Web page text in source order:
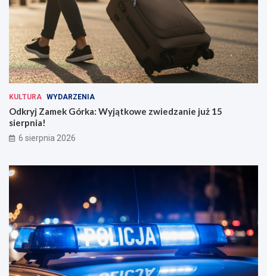
KULTURA WYDARZENIA
Odkryj Zamek Górka: Wyjątkowe zwiedzanie już 15
sierpnia!
6 sierpnia 2026